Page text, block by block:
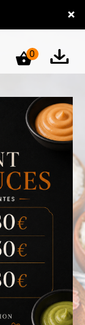
×
0